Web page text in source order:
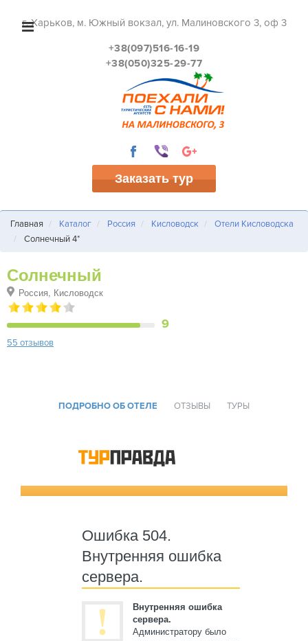
г. Харьков, м. Южный вокзал, ул. Малиновского 3, оф 3
+38(097)516-16-19
+38(050)325-29-77
Заказать тур
Главная Каталог Россия Кисловодск
Отели Кисловодска
Солнечный 4*
Солнечный
Россия, Кисловодск
9
55 отзывов
ПОДРОБНО ОБ ОТЕЛЕ ОТЗЫВЫ ТУРЫ